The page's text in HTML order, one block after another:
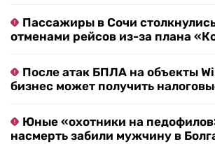
Пассажиры в Сочи
отменами рейсов из-за плана
После атак БПЛА на объекты
бизнес может получить
Юные «охотники на
насмерть забили мужчину в